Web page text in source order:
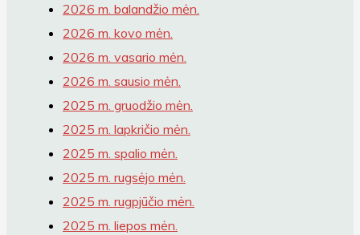
2026 m. balandžio mėn.
2026 m. kovo mėn.
2026 m. vasario mėn.
2026 m. sausio mėn.
2025 m. gruodžio mėn.
2025 m. lapkričio mėn.
2025 m. spalio mėn.
2025 m. rugsėjo mėn.
2025 m. rugpjūčio mėn.
2025 m. liepos mėn.